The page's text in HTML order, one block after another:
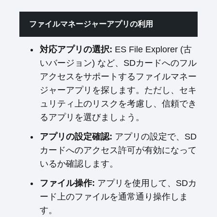
ファイルマネージャーアプリの利用
対応アプリの選択: ES File Explorer (古
いバージョン) など、SDカードへのフル
アクセスをサポートするファイルマネー
ジャーアプリを探します。ただし、セキ
ュリティ上のリスクを考慮し、信頼でき
るアプリを選びましょう。
アプリの設定確認: アプリの設定で、SD
カードへのアクセス許可が有効になって
いるか確認します。
ファイル操作: アプリを使用して、SDカ
ード上のファイルを通常通り操作しま
す。